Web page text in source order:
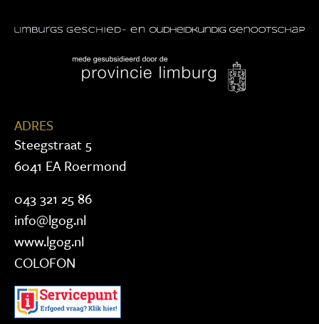
ADRES
Steegstraat 5
6041 EA Roermond
043 321 25 86
info@lgog.nl
www.lgog.nl
COLOFON